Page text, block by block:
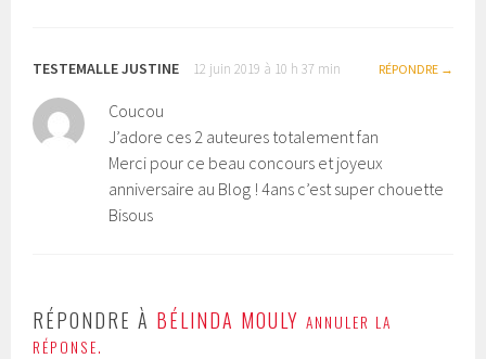
TESTEMALLE JUSTINE 12 juin 2019 à 10 h 37 min RÉPONDRE
Coucou
J’adore ces 2 auteures totalement fan
Merci pour ce beau concours et joyeux
anniversaire au Blog ! 4ans c’est super chouette
Bisous
RÉPONDRE À BÉLINDA MOULY ANNULER LA
RÉPONSE.